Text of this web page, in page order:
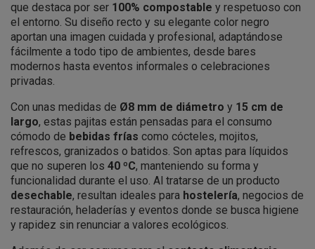
que destaca por ser 100% compostable y respetuoso con
el entorno. Su diseño recto y su elegante color negro
aportan una imagen cuidada y profesional, adaptándose
fácilmente a todo tipo de ambientes, desde bares
modernos hasta eventos informales o celebraciones
privadas.
Con unas medidas de Ø8 mm de diámetro y 15 cm de
largo, estas pajitas están pensadas para el consumo
cómodo de bebidas frías como cócteles, mojitos,
refrescos, granizados o batidos. Son aptas para líquidos
que no superen los 40 ºC, manteniendo su forma y
funcionalidad durante el uso. Al tratarse de un producto
desechable, resultan ideales para hostelería, negocios de
restauración, heladerías y eventos donde se busca higiene
y rapidez sin renunciar a valores ecológicos.